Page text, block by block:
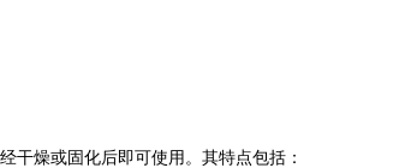
干燥或固化后即可使用。其特点包括：